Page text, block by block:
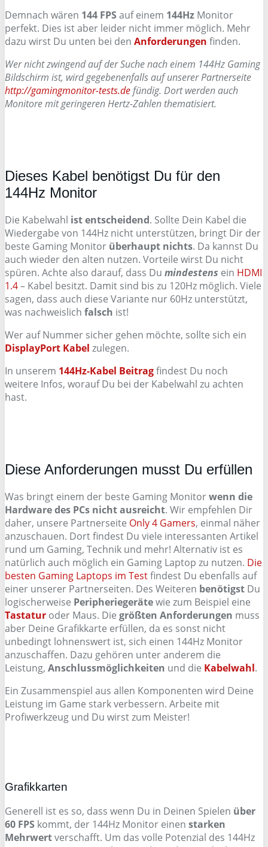
Demnach wären 144 FPS auf einem 144Hz Monitor
perfekt. Dies ist aber leider nicht immer möglich. Mehr
dazu wirst Du unten bei den Anforderungen finden.
Wer nicht zwingend auf der Suche nach einem 144Hz Gaming
Bildschirm ist, wird gegebenenfalls auf unserer Partnerseite
http://gamingmonitor-tests.defündig. Dort werden auch
Monitore mit geringeren Hertz-Zahlen thematisiert.
Dieses Kabel benötigst Du für den
144Hz Monitor
Die Kabelwahl ist entscheidend. Sollte Dein Kabel die
Wiedergabe von 144Hz nicht unterstützen, bringt Dir der
beste Gaming Monitor überhaupt nichts. Da kannst Du
auch wieder den alten nutzen. Vorteile wirst Du nicht
spüren. Achte also darauf, dass Du mindestens ein HDMI
1.4– Kabel besitzt. Damit sind bis zu 120Hz möglich. Viele
sagen, dass auch diese Variante nur 60Hz unterstützt,
was nachweislich falsch ist!
Wer auf Nummer sicher gehen möchte, sollte sich ein
DisplayPort Kabel zulegen.
In unserem 144Hz-Kabel Beitragfindest Du noch
weitere Infos, worauf Du bei der Kabelwahl zu achten
hast.
Diese Anforderungen musst Du erfüllen
Was bringt einem der beste Gaming Monitorwenn die
Hardware des PCs nicht ausreicht. Wir empfehlen Dir
daher, unsere Partnerseite Only 4 Gamers, einmal näher
anzuschauen. Dort findest Du viele interessanten Artikel
rund um Gaming, Technik und mehr! Alternativ ist es
natürlich auch möglich ein Gaming Laptop zu nutzen. Die
besten Gaming Laptops im Testfindest Du ebenfalls auf
einer unserer Partnerseiten. Des Weiteren benötigst Du
logischerweise Peripheriegerätewie zum Beispiel eine
Tastatur oder Maus. Die größten Anforderungen muss
aber Deine Grafikkarte erfüllen, da es sonst nicht
unbedingt lohnenswert ist, sich einen 144Hz Monitor
anzuschaffen. Dazu gehören unter anderem die
Leistung, Anschlussmöglichkeiten und die Kabelwahl.
Ein Zusammenspiel aus allen Komponenten wird Deine
Leistung im Game stark verbessern. Arbeite mit
Profiwerkzeug und Du wirst zum Meister!
Grafikkarten
Generell ist es so, dass wenn Du in Deinen Spielen über
60 FPS kommt, der 144Hz Monitor einen starken
Mehrwertverschafft. Um das volle Potenzial des 144Hz